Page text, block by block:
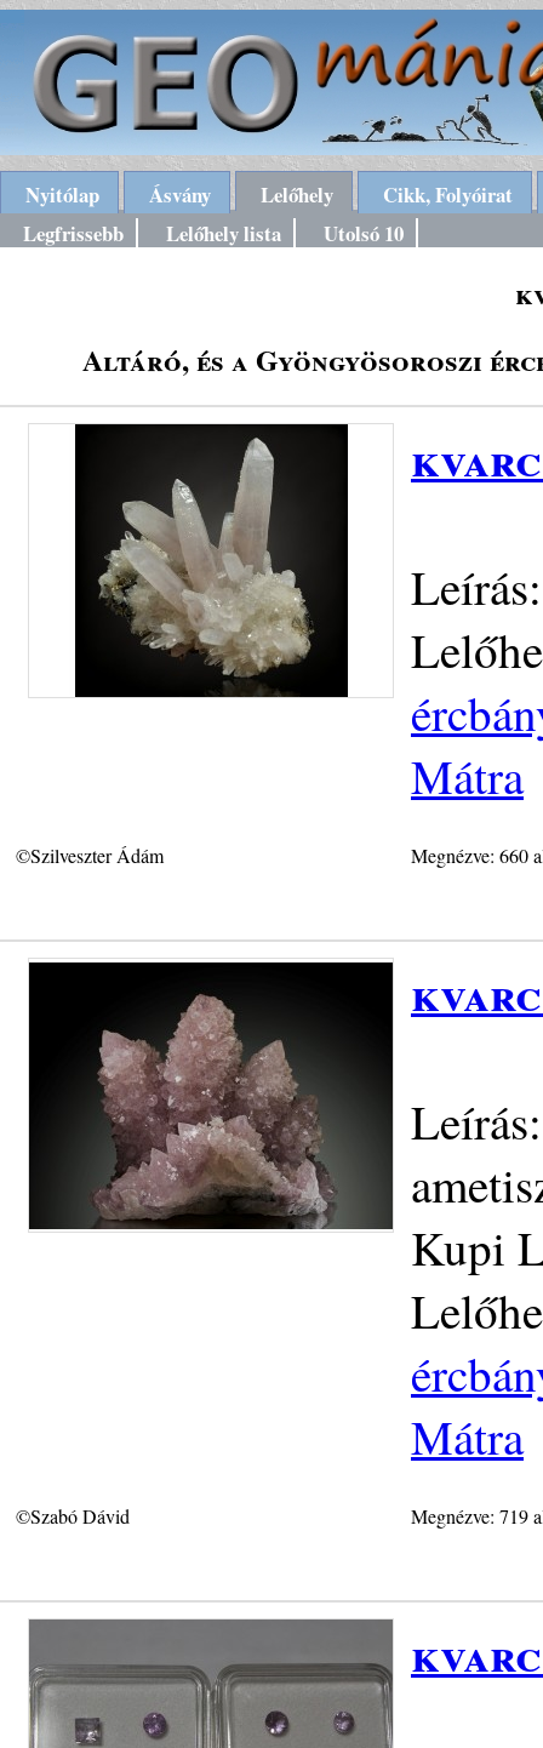
Nyitólap Ásvány Lelőhely
Cikk, Folyóirat
Legfrissebb
Lelőhely lista Utolsó 10
Altáró, és a Gyöngyösoroszi
Mátra
©Szilveszter Ádám Megnézve: 660
Kupi
Mátra
©Szabó Dávid Megnézve: 719